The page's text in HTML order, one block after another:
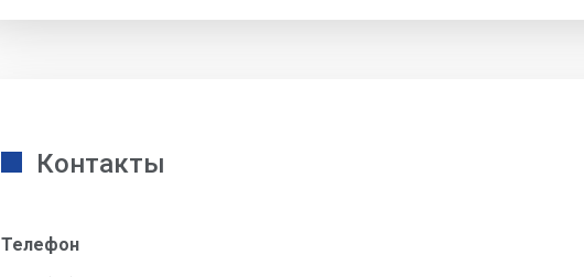
Контакты
Телефон